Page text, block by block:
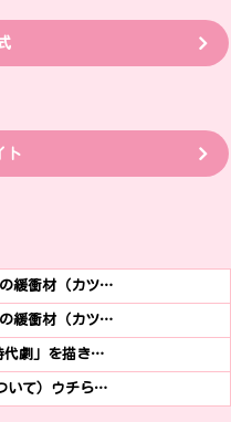
ト
緩衝材（カツ…
緩衝材（カツ…
代劇」を描き…
いて）ウチら…